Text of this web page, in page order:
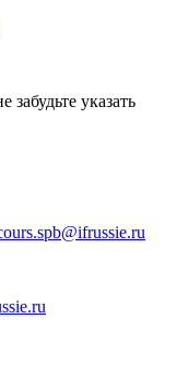
указать